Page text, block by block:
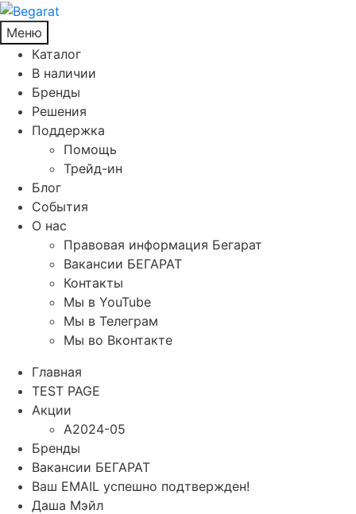
Меню
Каталог
В наличии
Бренды
Решения
Поддержка
Помощь
Трейд-ин
Блог
События
О нас
Правовая информация Бегарат
Вакансии БЕГАРАТ
Контакты
Мы в YouTube
Мы в Телеграм
Мы во Вконтакте
Главная
TEST PAGE
Акции
A2024-05
Бренды
Вакансии БЕГАРАТ
Ваш EMAIL успешно подтвержден!
Даша Мэйл